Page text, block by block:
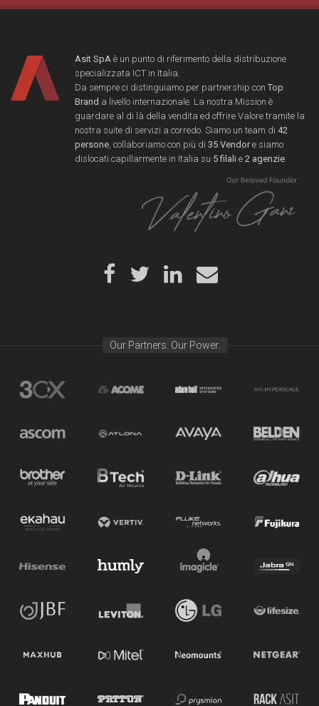
Asit SpA è un punto di riferimento della distribuzione
specializzata ICT in Italia.
Da sempre ci distinguiamo per partnership con Top
Brand a livello internazionale. La nostra Mission è
guardare al di là della vendita ed offrire Valore tramite la
nostra suite di servizi a corredo. Siamo un team di 42
persone, collaboriamo con più di 35 Vendore siamo
dislocati capillarmente in Italia su 5 filali e 2 agenzie.